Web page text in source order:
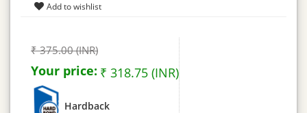
₹ 375.00 (INR)
Your price: ₹ 318.75 (INR)
Hardback